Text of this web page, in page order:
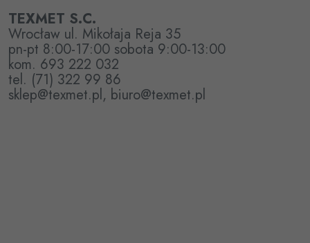
TEXMET S.C.
Wrocław ul. Mikołaja Reja 35
pn-pt 8:00-17:00 sobota 9:00-13:00
kom. 693 222 032
tel. (71) 322 99 86
sklep@texmet.pl, biuro@texmet.pl